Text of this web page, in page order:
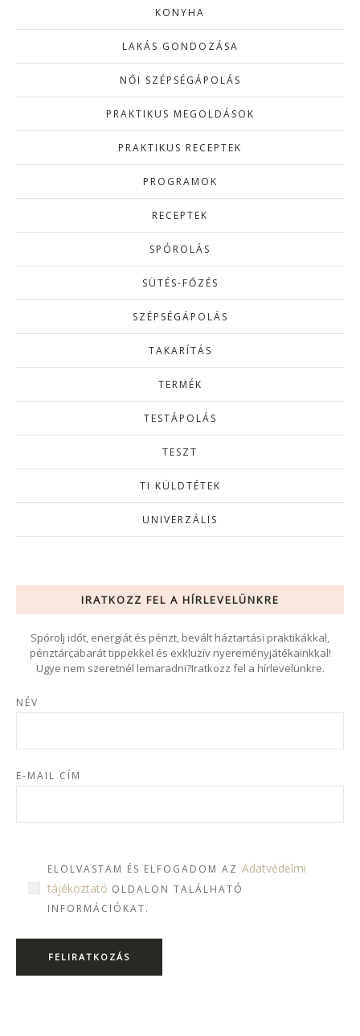
KONYHA
LAKÁS GONDOZÁSA
NŐI SZÉPSÉGÁPOLÁS
PRAKTIKUS MEGOLDÁSOK
PRAKTIKUS RECEPTEK
PROGRAMOK
RECEPTEK
SPÓROLÁS
SÜTÉS-FŐZÉS
SZÉPSÉGÁPOLÁS
TAKARÍTÁS
TERMÉK
TESTÁPOLÁS
TESZT
TI KÜLDTÉTEK
UNIVERZÁLIS
IRATKOZZ FEL A HÍRLEVELÜNKRE
Spórolj időt, energiát és pénzt, bevált háztartási praktikákkal,
pénztárcabarát tippekkel és exkluzív nyereményjátékainkkal!
Ugye nem szeretnél lemaradni?Iratkozz fel a hírlevelünkre.
NÉV
E-MAIL CÍM
ELOLVASTAM ÉS ELFOGADOM AZ Adatvédelmi
tájékoztató OLDALON TALÁLHATÓ
INFORMÁCIÓKAT.